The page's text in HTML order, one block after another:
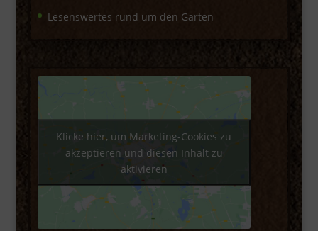
Lesenswertes rund um den Garten
Klicke hier, um Marketing-Cookies zu
akzeptieren und diesen Inhalt zu
aktivieren